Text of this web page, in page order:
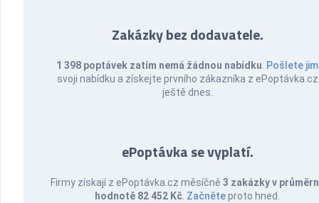
Zakázky bez dodavatele.
1 398 poptávek zatím nemá žádnou nabídku Pošlete jim
svoji nabídku a získejte prvního zákazníka z ePoptávka.cz
ještě dnes.
ePoptávka se vyplatí.
Firmy získají z ePoptávka.cz měsíčně 3 zakázky v
hodnotě 82 452 Kč Začněteproto hned.